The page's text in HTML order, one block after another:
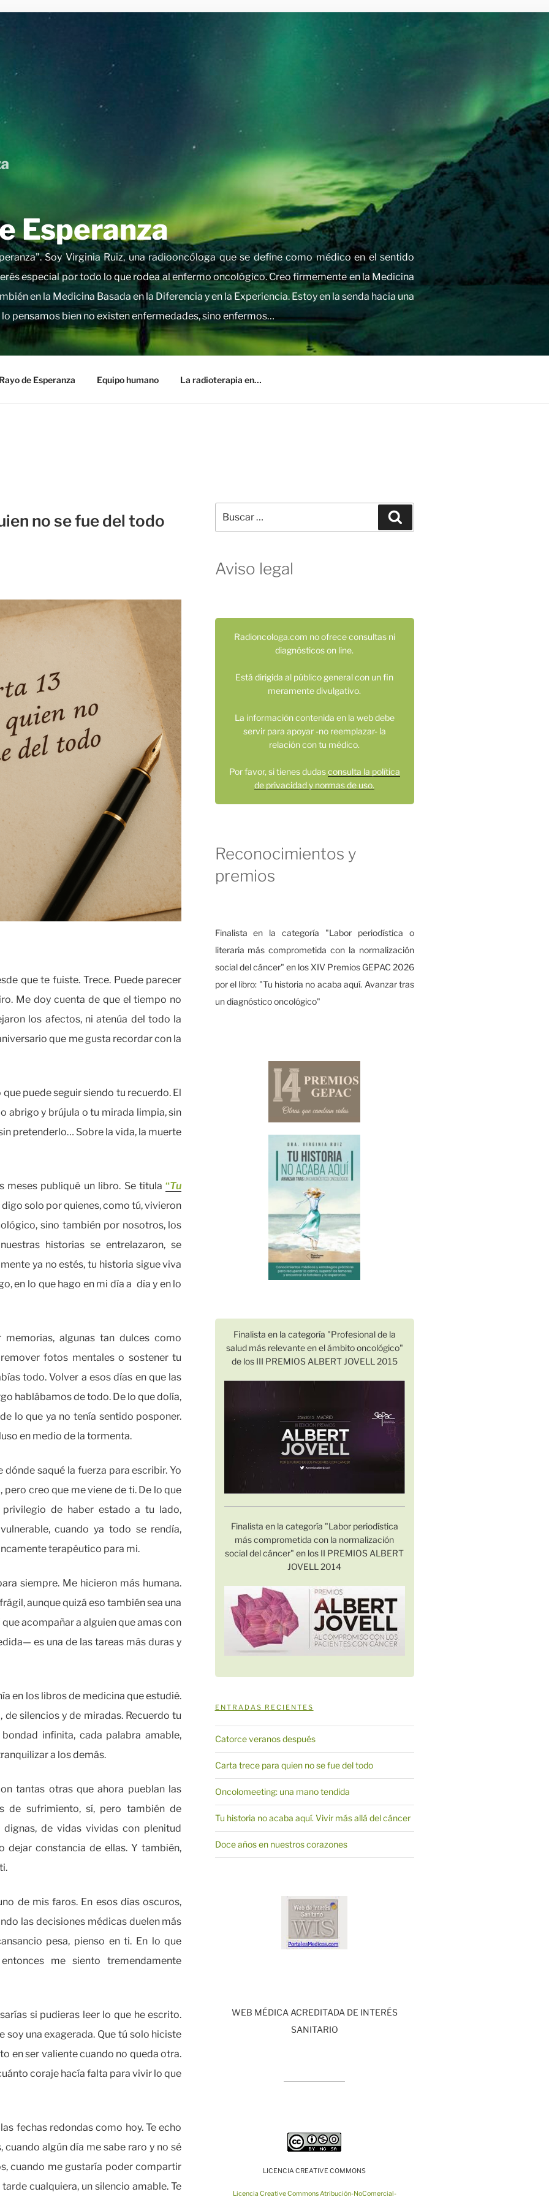
Esperanza
Soy Virginia Ruiz, una radiooncóloga que se define como médico en el sentido
especial por todo lo que rodea al enfermo oncológico. Creo firmemente en la Medicina
en la Medicina Basada en la Diferencia y en la Experiencia. Estoy en la senda hacia una
pensamos bien no existen enfermedades, sino enfermos…
de Esperanza Equipo humano La radioterapia en…
no se fue del todo
que te fuiste. Trece. Puede parecer
Me doy cuenta de que el tiempo no
los afectos, ni atenúa del todo la
que me gusta recordar con la
puede seguir siendo tu recuerdo. El
abrigo y brújula o tu mirada limpia, sin
pretenderlo… Sobre la vida, la muerte
meses publiqué un libro. Se titula“Tu
solo por quienes, como tú, vivieron
sino también por nosotros, los
historias se entrelazaron, se
ya no estés, tu historia sigue viva
en lo que hago en mi día a día y en lo
algunas tan dulces como
fotos mentales o sostener tu
todo. Volver a esos días en que las
hablábamos de todo. De lo que dolía,
lo que ya no tenía sentido posponer.
en medio de la tormenta.
saqué la fuerza para escribir. Yo
creo que me viene de ti. De lo que
privilegio de haber estado a tu lado,
cuando ya todo se rendía,
terapéutico para mi.
siempre. Me hicieron más humana.
aunque quizá eso también sea una
acompañar a alguien que amas con
es una de las tareas más duras y
en los libros de medicina que estudié.
de silencios y de miradas. Recuerdo tu
infinita, cada palabra amable,
a los demás.
tantas otras que ahora pueblan las
de sufrimiento, sí, pero también de
de vidas vividas con plenitud
dejar constancia de ellas. Y también,
de mis faros. En esos días oscuros,
las decisiones médicas duelen más
pesa, pienso en ti. En lo que
me siento tremendamente
si pudieras leer lo que he escrito.
soy una exagerada. Que tú solo hiciste
en ser valiente cuando no queda otra.
coraje hacía falta para vivir lo que
fechas redondas como hoy. Te echo
cuando algún día me sabe raro y no sé
cuando me gustaría poder compartir
cualquiera, un silencio amable. Te
por:
Aviso legal
Radioncologa.com no ofrece consultas ni
diagnósticos on line.
Está dirigida al público general con un fin
meramente divulgativo.
La información contenida en la web debe
servir para apoyar -no reemplazar- la
relación con tu médico.
Por favor, si tienes dudasconsulta la política
de privacidad y normas de uso.
Reconocimientos y
premios
Finalista en la categoría "Labor periodística o
literaria más comprometida con la normalización
social del cáncer" en los XIV Premios GEPAC 2026
por el libro: "Tu historia no acaba aquí. Avanzar tras
un diagnóstico oncológico"
Finalista en la categoría "Profesional de la
salud más relevante en el ámbito oncológico"
de los III PREMIOS ALBERT JOVELL 2015
Finalista en la categoría "Labor periodística
más comprometida con la normalización
social del cáncer" en los II PREMIOS ALBERT
JOVELL 2014
ENTRADAS RECIENTES
Catorce veranos después
Carta trece para quien no se fue del todo
Oncolomeeting: una mano tendida
Tu historia no acaba aquí. Vivir más allá del cáncer
Doce años en nuestros corazones
WEB MÉDICA ACREDITADA DE INTERÉS
SANITARIO
LICENCIA CREATIVE COMMONS
Licencia Creative Commons Atribución-NoComercial-